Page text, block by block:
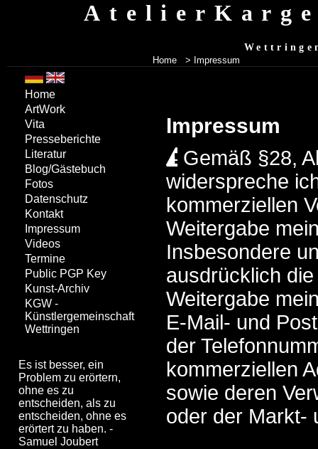
Home > Impressum
Impressum
Gemäß §28,
widerspreche
kommerziellen
Weitergabe
Insbesondere
ausdrücklich
Weitergabe
E-Mail- und
der
kommerziellen
sowie deren
oder der Markt-
Home
ArtWork
Vita
Presseberichte
Literatur
Blog/Gästebuch
Fotos
Datenschutz
Kontakt
Impressum
Videos
Termine
Public PGP Key
Kunst-Archiv
KGW -
Künstlergemeinschaft
Wettringen
Es ist besser, ein
Problem zu erörtern,
ohne es zu
entscheiden, als zu
entscheiden, ohne es
erörtert zu haben. -
Samuel Joubert